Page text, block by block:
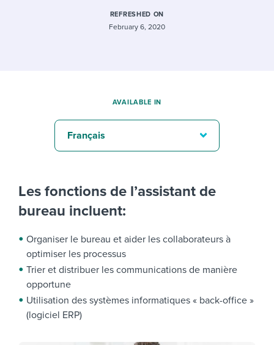
REFRESHED ON
February 6, 2020
Les fonctions de l’assistant de
bureau incluent:
Organiser le bureau et aider les collaborateurs à
optimiser les processus
Trier et distribuer les communications de manière
opportune
Utilisation des systèmes informatiques « back-office »
(logiciel ERP)
AVAILABLE IN
Français